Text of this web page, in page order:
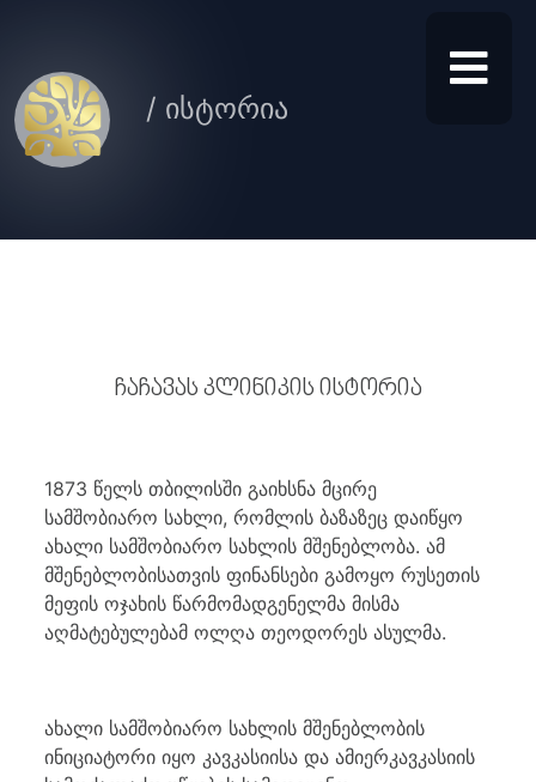
/ ისტორია
ჩაჩავას კლინიკის ისტორია
1873 წელს თბილისში გაიხსნა მცირე
სამშობიარო სახლი, რომლის ბაზაზეც დაიწყო
ახალი სამშობიარო სახლის მშენებლობა. ამ
მშენებლობისათვის ფინანსები გამოყო რუსეთის
მეფის ოჯახის წარმომადგენელმა მისმა
აღმატებულებამ ოლღა თეოდორეს ასულმა.
ახალი სამშობიარო სახლის მშენებლობის
ინიციატორი იყო კავკასიისა და ამიერკავკასიის